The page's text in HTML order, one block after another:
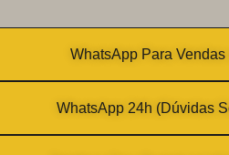
WhatsApp Para
WhatsApp 24h (Dúvidas